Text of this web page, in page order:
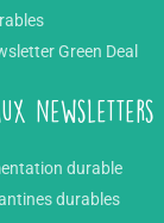
Green Deal
newsletters
durable
durables